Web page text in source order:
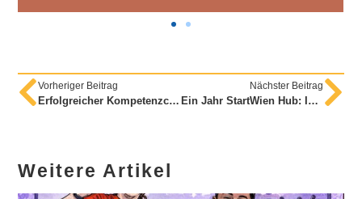
Vorheriger Beitrag
Erfolgreicher Kompetenzcheck: 23 junge Menschen starten in den Pflichtschulabschlusskurs
Nächster Beitrag
Ein Jahr StartWien Hub: Integrationsarbeit von morgen
Weitere Artikel